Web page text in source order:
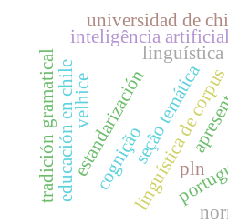
linguística de corpus
linguística
inteligência artificial
seção temática
cognição
estandarización
educación en chile
universidad de
tradición gramatical pln
velhice